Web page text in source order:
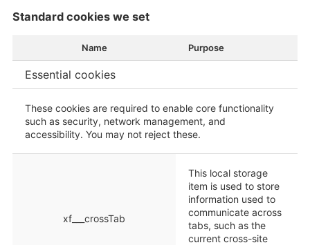
Standard cookies we set
Name Purpose
Essential cookies
These cookies are required to enable core functionality
such as security, network management, and
accessibility. You may not reject these.
xf___crossTab
This local storage
item is used to store
information used to
communicate across
tabs, such as the
current cross-site